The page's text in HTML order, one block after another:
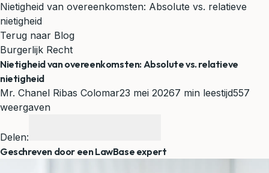
Nietigheid van overeenkomsten: Absolute vs. relatieve
nietigheid
Terug naar Blog
Burgerlijk Recht
Nietigheid van overeenkomsten: Absolute vs. relatieve
nietigheid
Mr. Chanel Ribas Colomar23 mei 20267 min leestijd557
weergaven
Delen:
Geschreven door een LawBase expert